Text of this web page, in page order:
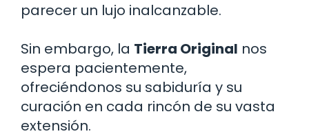
parecer un lujo inalcanzable.
Sin embargo, la Tierra Original nos
espera pacientemente,
ofreciéndonos su sabiduría y su
curación en cada rincón de su vasta
extensión.